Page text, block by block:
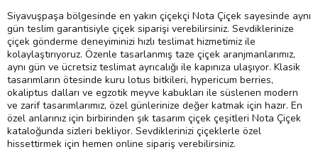
Siyavuşpaşa bölgesinde en yakın çiçekçi Nota Çiçek sayesinde aynı
gün teslim garantisiyle çiçek siparişi verebilirsiniz. Sevdiklerinize
çiçek gönderme deneyiminizi hızlı teslimat hizmetimiz ile
kolaylaştırıyoruz. Özenle tasarlanmış taze çiçek aranjmanlarımız,
aynı gün ve ücretsiz teslimat ayrıcalığı ile kapınıza ulaşıyor. Klasik
tasarımların ötesinde kuru lotus bitkileri, hypericum berries,
okaliptus dalları ve egzotik meyve kabukları ile süslenen modern
ve zarif tasarımlarımız, özel günlerinize değer katmak için hazır. En
özel anlarınız için birbirinden şık tasarım çiçek çeşitleri Nota Çiçek
kataloğunda sizleri bekliyor. Sevdiklerinizi çiçeklerle özel
hissettirmek için hemen online sipariş verebilirsiniz.